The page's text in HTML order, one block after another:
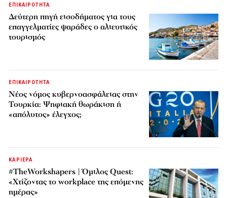
ΕΠΙΚΑΙΡΟΤΗΤΑ
Δεύτερη πηγή εισοδήματος για τους
επαγγελματίες ψαράδες ο αλιευτικός
τουρισμός
ΕΠΙΚΑΙΡΟΤΗΤΑ
Νέος νόμος κυβερνοασφάλειας στην
Τουρκία: Ψηφιακή θωράκιση ή
«απόλυτος» έλεγχος;
ΚΑΡΙΕΡΑ
#TheWorkshapers | Όμιλος Quest:
«Χτίζοντας το workplace της επόμενης
ημέρας»